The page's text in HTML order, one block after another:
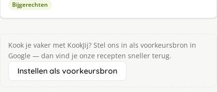
Bijgerechten
Kook je vaker met KookJij? Stel ons in als voorkeursbron in
Google — dan vind je onze recepten sneller terug.
Instellen als voorkeursbron